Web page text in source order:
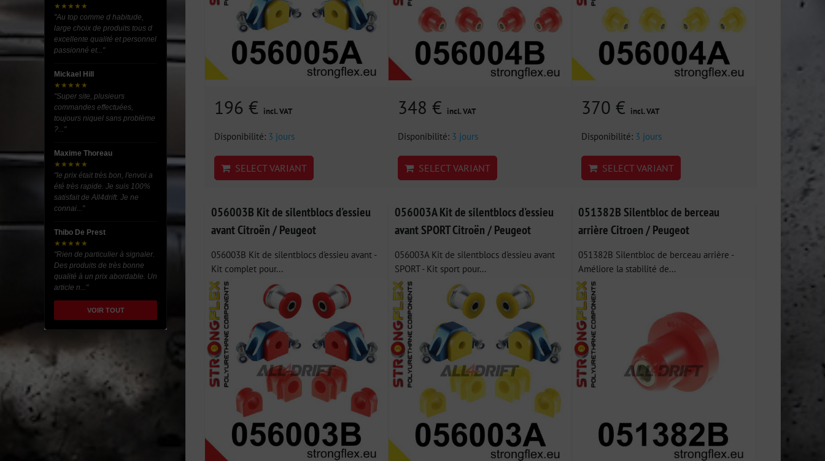
196 € incl. VAT
Disponibilité: 3 jours
SELECT VARIANT
348 € incl. VAT
Disponibilité: 3 jours
SELECT VARIANT
370 € incl. VAT
Disponibilité: 3 jours
SELECT VARIANT
056003B Kit de silentblocs d'essieu
avant Citroën / Peugeot
056003B Kit de silentblocs d'essieu avant -
Kit complet pour...
056003A Kit de silentblocs d'essieu
avant SPORT Citroën / Peugeot
056003A Kit de silentblocs d'essieu avant
SPORT - Kit sport pour...
051382B Silentbloc de berceau
arrière Citroen / Peugeot
051382B Silentbloc de berceau arrière -
Améliore la stabilité de...
★★★★★
"Au top comme d habitude,
large choix de produits tous d
excellente qualité et personnel
passionné et..."
Mickael Hill
★★★★★
"Super site, plusieurs
commandes effectuées,
toujours niquel sans problème
?..."
Maxime Thoreau
★★★★★
"le prix était très bon, l'envoi a
été très rapide. Je suis 100%
satisfait de All4drift. Je ne
connai..."
Thibo De Prest
★★★★★
"Rien de particulier à signaler.
Des produits de très bonne
qualité à un prix abordable. Un
article n..."
VOIR TOUT